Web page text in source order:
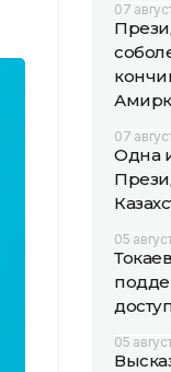
07
07
Одна
05
05